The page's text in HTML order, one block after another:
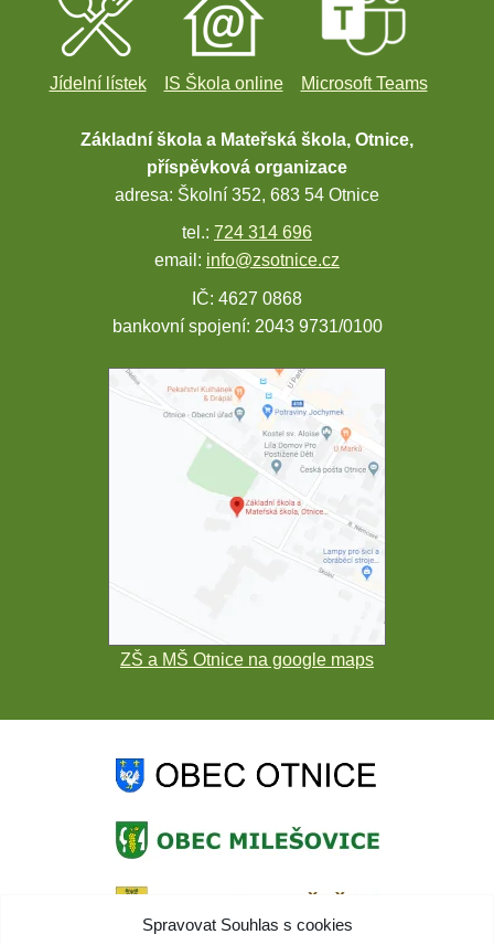
Spravovat Souhlas s cookies
Jídelní lístek IS Škola online Microsoft Teams
Základní škola a Mateřská škola, Otnice,
příspěvková organizace
adresa: Školní 352, 683 54 Otnice
tel.: 724 314 696
email: info@zsotnice.cz
IČ: 4627 0868
bankovní spojení: 2043 9731/0100
ZŠ a MŠ Otnice na google maps